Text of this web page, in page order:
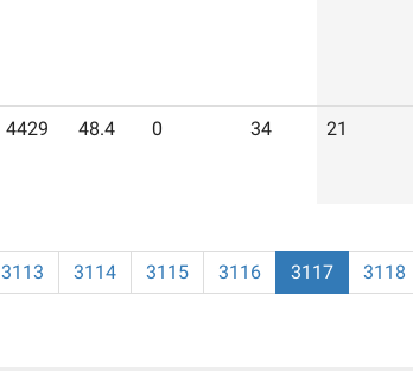
4429 48.4 0 34 21
3113 3114 3115 3116 3117 3118